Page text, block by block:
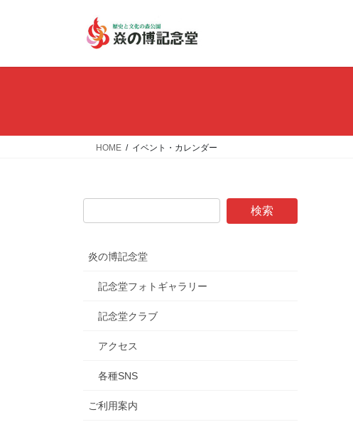
HOME イベント・カレンダー
炎の博記念堂
記念堂フォトギャラリー
記念堂クラブ
アクセス
各種SNS
ご利用案内